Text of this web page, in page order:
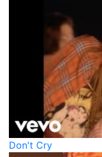
Don't Cry